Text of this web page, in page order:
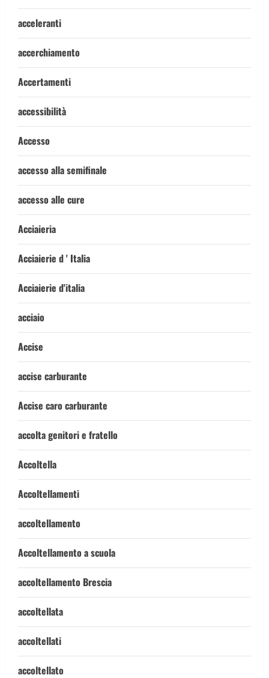
acceleranti
accerchiamento
Accertamenti
accessibilità
Accesso
accesso alla semifinale
accesso alle cure
Acciaieria
Acciaierie d ' Italia
Acciaierie d'italia
acciaio
Accise
accise carburante
Accise caro carburante
accolta genitori e fratello
Accoltella
Accoltellamenti
accoltellamento
Accoltellamento a scuola
accoltellamento Brescia
accoltellata
accoltellati
accoltellato